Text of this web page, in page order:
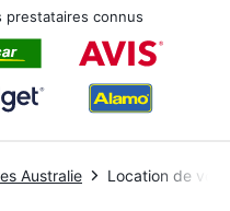
prestataires connus
Australie Location de